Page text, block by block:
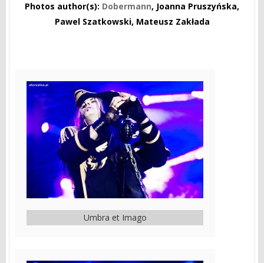
Photos author(s): Dobermann, Joanna Pruszyńska,
Pawel Szatkowski, Mateusz Zakłada
Umbra et Imago